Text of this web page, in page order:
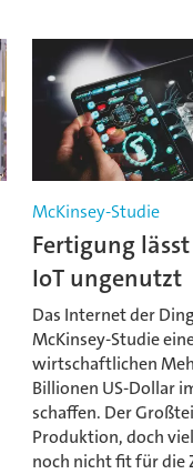
McKinsey-Studie
Fertigung
IoT ungenutzt
Das Internet der
McKinsey-Studie
wirtschaftlichen
Billionen US-Dollar
schaffen. Der
Produktion, doch
noch nicht fit für die